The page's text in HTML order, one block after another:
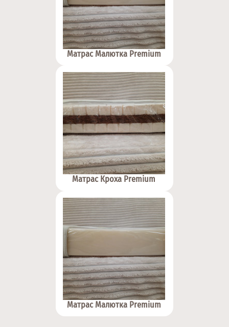
Матрас Малютка Premium
Матрас Кроха Premium
Матрас Малютка Premium